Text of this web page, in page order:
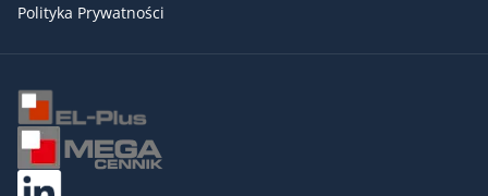
Polityka Prywatności